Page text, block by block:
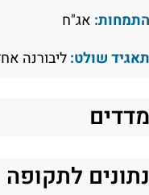
התמחות: אג"ח
תאגיד שולט:ליבורנה
מדדים
נתונים לתקופה